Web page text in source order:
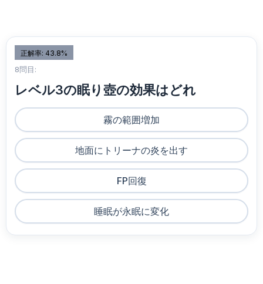
正解率: 43.8%
8問目:
レベル3の眠り壺の効果はどれ
霧の範囲増加
地面にトリーナの炎を出す
FP回復
睡眠が永眠に変化